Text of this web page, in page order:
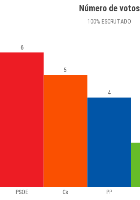
Número de votos
100% ESCRUTADO
PSOE Cs PP
6
5
4